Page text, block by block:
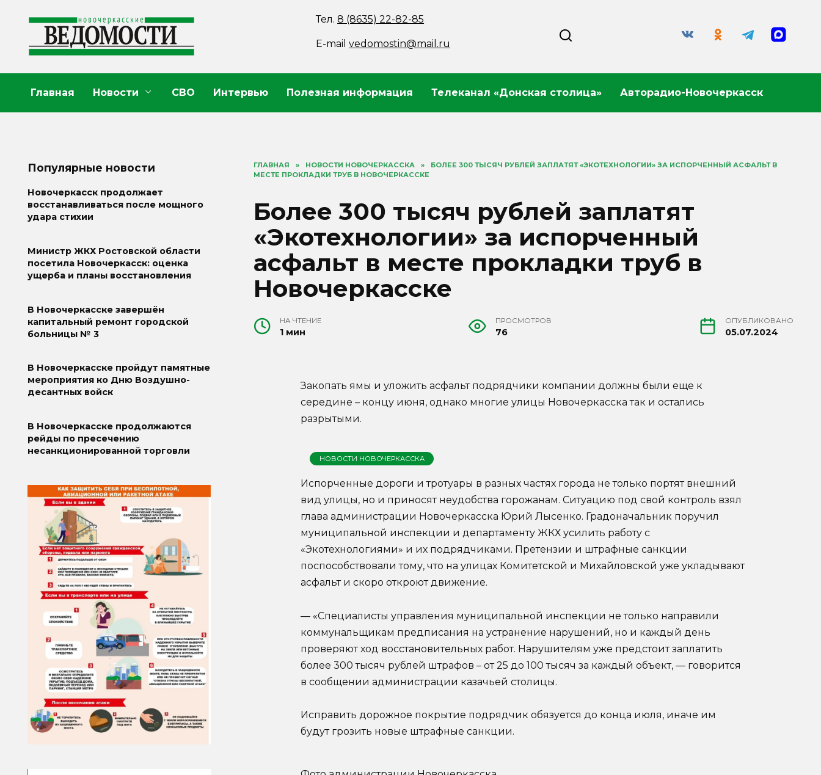
содержанию
Тел.8 (8635) 22-82-85
E-mailvedomostin@mail.ru
Главная Новости СВО Интервью Полезная информация Телеканал «Донская столица» Авторадио-Новочеркасск
ГЛАВНАЯ » НОВОСТИ НОВОЧЕРКАССКА »
БОЛЕЕ 300 ТЫСЯЧ РУБЛЕЙ ЗАПЛАТЯТ «ЭКОТЕХНОЛОГИИ» ЗА ИСПОРЧЕННЫЙ АСФАЛЬТ В
МЕСТЕ ПРОКЛАДКИ ТРУБ В НОВОЧЕРКАССКЕ
Более 300 тысяч рублей заплатят
«Экотехнологии» за испорченный
асфальт в месте прокладки труб в
Новочеркасске
НА ЧТЕНИЕ
1 мин
ПРОСМОТРОВ
76
ОПУБЛИКОВАНО
05.07.2024
Закопать ямы и уложить асфальт подрядчики компании должны были еще к
середине – концу июня, однако многие улицы Новочеркасска так и остались
разрытыми.
НОВОСТИ НОВОЧЕРКАССКА
Испорченные дороги и тротуары в разных частях города не только портят внешний
вид улицы, но и приносят неудобства горожанам. Ситуацию под свой контроль взял
глава администрации Новочеркасска Юрий Лысенко. Градоначальник поручил
муниципальной инспекции и департаменту ЖКХ усилить работу с
«Экотехнологиями» и их подрядчиками. Претензии и штрафные санкции
поспособствовали тому, что на улицах Комитетской и Михайловской уже укладывают
асфальт и скоро откроют движение.
— «Специалисты управления муниципальной инспекции не только направили
коммунальщикам предписания на устранение нарушений, но и каждый день
проверяют ход восстановительных работ. Нарушителям уже предстоит заплатить
более 300 тысяч рублей штрафов – от 25 до 100 тысяч за каждый объект, — говорится
в сообщении администрации казачьей столицы.
Исправить дорожное покрытие подрядчик обязуется до конца июля, иначе им
будут грозить новые штрафные санкции.
Популярные новости
Новочеркасск продолжает
восстанавливаться после мощного
удара стихии
Министр ЖКХ Ростовской области
посетила Новочеркасск: оценка
ущерба и планы восстановления
В Новочеркасске завершён
капитальный ремонт городской
больницы № 3
В Новочеркасске пройдут памятные
мероприятия ко Дню Воздушно-
десантных войск
В Новочеркасске продолжаются
рейды по пресечению
несанкционированной торговли